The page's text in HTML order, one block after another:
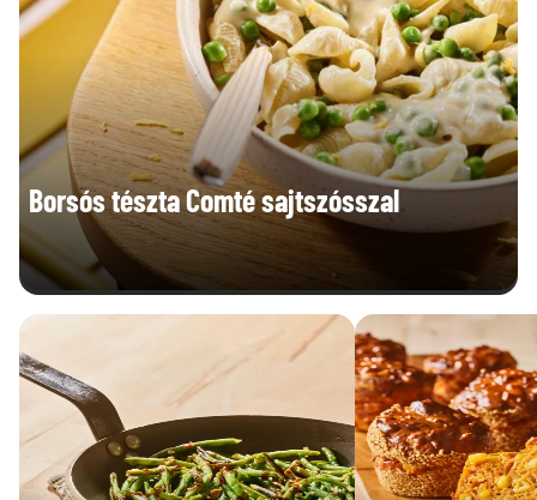
B9 vitamin (µg)
58,9 µg
Borsós tészta Comté sajtszósszal